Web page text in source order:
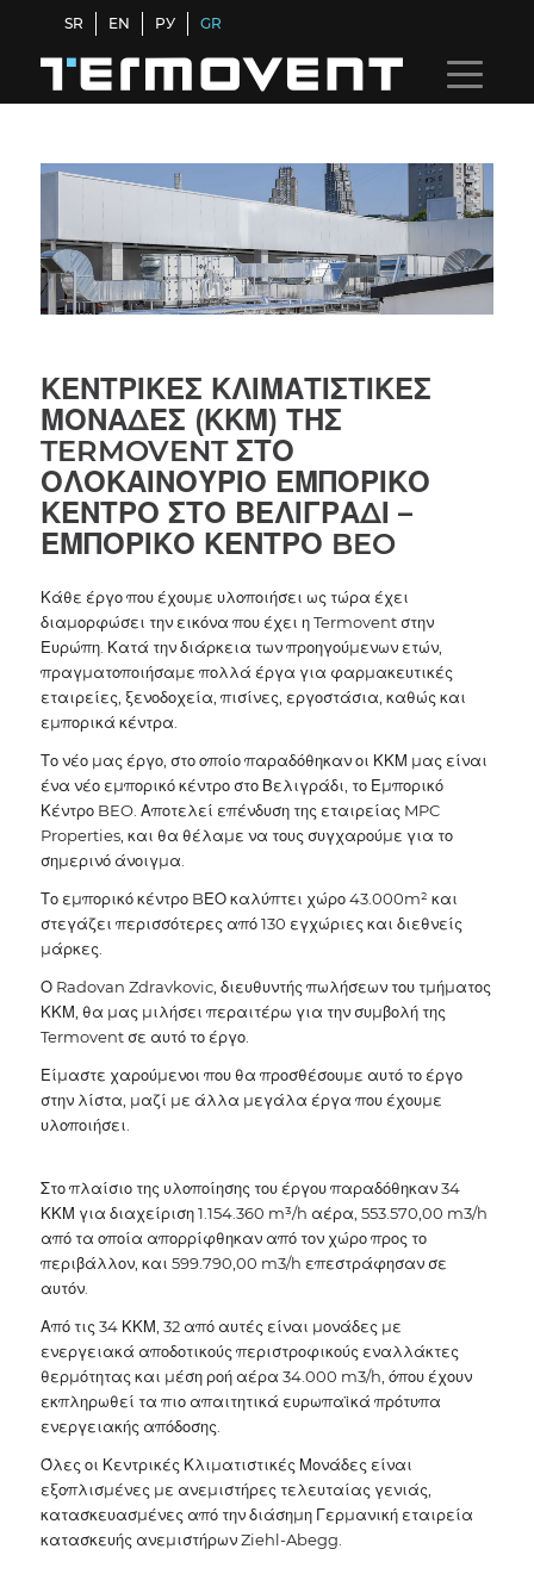
SR EN РУ GR
ΚΕΝΤΡΙΚΕΣ ΚΛΙΜΑΤΙΣΤΙΚΕΣ
ΜΟΝΑΔΕΣ (ΚΚΜ) ΤΗΣ
TERMOVENT ΣΤΟ
ΟΛΟΚΑΙΝΟΥΡΙΟ ΕΜΠΟΡΙΚΟ
ΚΕΝΤΡΟ ΣΤΟ ΒΕΛΙΓΡΑΔΙ –
ΕΜΠΟΡΙΚΟ ΚΕΝΤΡΟ BEO
Κάθε έργο που έχουμε υλοποιήσει ως τώρα έχει
διαμορφώσει την εικόνα που έχει η Termovent στην
Ευρώπη. Κατά την διάρκεια των προηγούμενων ετών,
πραγματοποιήσαμε πολλά έργα για φαρμακευτικές
εταιρείες, ξενοδοχεία, πισίνες, εργοστάσια, καθώς και
εμπορικά κέντρα.
Το νέο μας έργο, στο οποίο παραδόθηκαν οι ΚΚΜ μας είναι
ένα νέο εμπορικό κέντρο στο Βελιγράδι, το Εμπορικό
Κέντρο BEO. Αποτελεί επένδυση της εταιρείας MPC
Properties, και θα θέλαμε να τους συγχαρούμε για το
σημερινό άνοιγμα.
Το εμπορικό κέντρο BΕΟ καλύπτει χώρο 43.000m² και
στεγάζει περισσότερες από 130 εγχώριες και διεθνείς
μάρκες.
Ο Radovan Zdravkovic, διευθυντής πωλήσεων του τμήματος
ΚΚΜ, θα μας μιλήσει περαιτέρω για την συμβολή της
Termovent σε αυτό το έργο.
Είμαστε χαρούμενοι που θα προσθέσουμε αυτό το έργο
στην λίστα, μαζί με άλλα μεγάλα έργα που έχουμε
υλοποιήσει.
Στο πλαίσιο της υλοποίησης του έργου παραδόθηκαν 34
ΚΚΜ για διαχείριση 1.154.360 m³/h αέρα, 553.570,00 m3/h
από τα οποία απορρίφθηκαν από τον χώρο προς το
περιβάλλον, και 599.790,00 m3/h επεστράφησαν σε
αυτόν.
Από τις 34 ΚΚΜ, 32 από αυτές είναι μονάδες με
ενεργειακά αποδοτικούς περιστροφικούς εναλλάκτες
θερμότητας και μέση ροή αέρα 34.000 m3/h, όπου έχουν
εκπληρωθεί τα πιο απαιτητικά ευρωπαϊκά πρότυπα
ενεργειακής απόδοσης.
Όλες οι Κεντρικές Κλιματιστικές Μονάδες είναι
εξοπλισμένες με ανεμιστήρες τελευταίας γενιάς,
κατασκευασμένες από την διάσημη Γερμανική εταιρεία
κατασκευής ανεμιστήρων Ziehl-Abegg.